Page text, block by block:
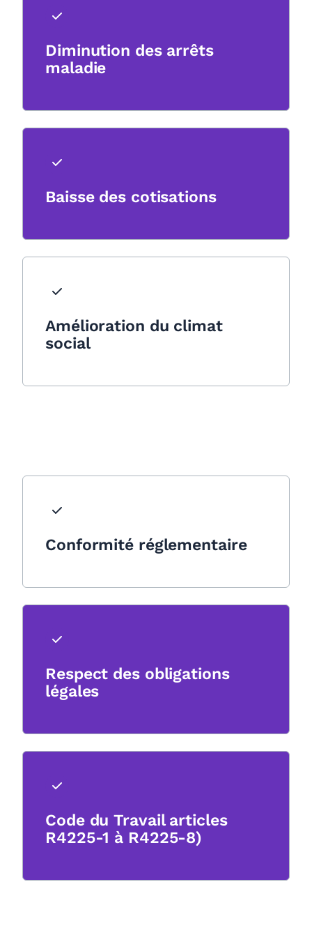
Diminution des arrêts
maladie
Baisse des cotisations
Amélioration du climat
social
Conformité réglementaire
Respect des obligations
légales
Code du Travail articles
R4225-1 à R4225-8)